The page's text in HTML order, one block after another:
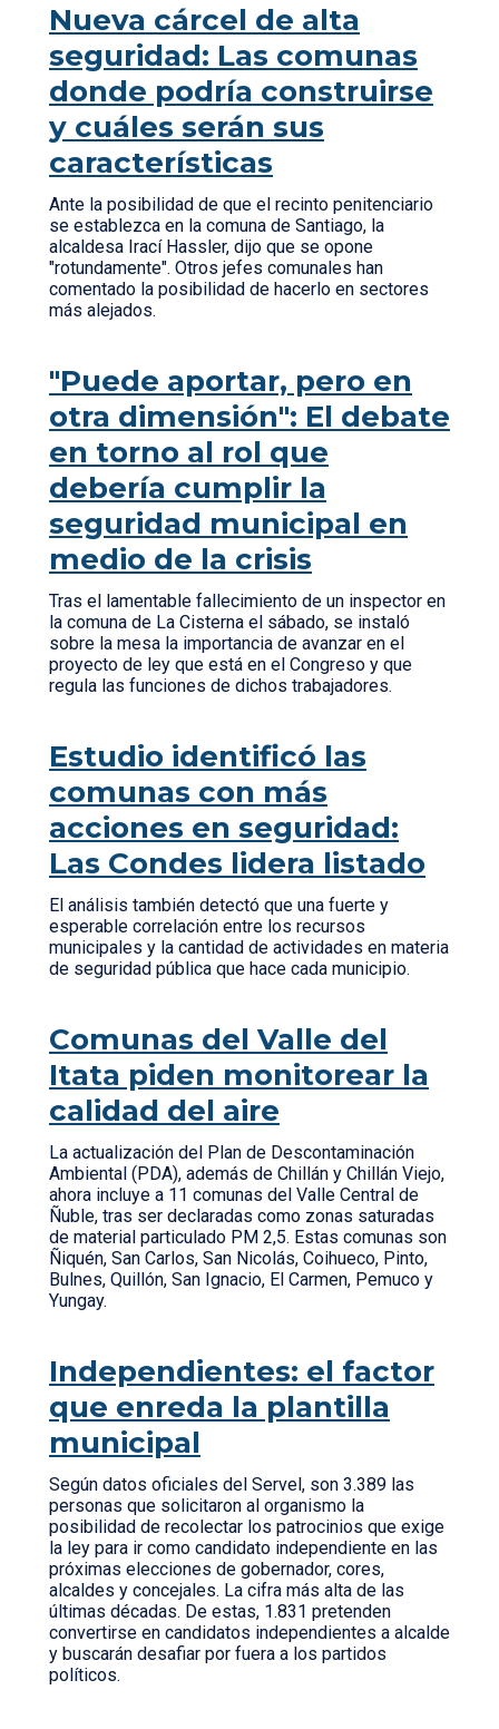
Nueva cárcel de alta
seguridad: Las comunas
donde podría construirse
y cuáles serán sus
características
Ante la posibilidad de que el recinto penitenciario
se establezca en la comuna de Santiago, la
alcaldesa Irací Hassler, dijo que se opone
"rotundamente". Otros jefes comunales han
comentado la posibilidad de hacerlo en sectores
más alejados.
"Puede aportar, pero en
otra dimensión": El debate
en torno al rol que
debería cumplir la
seguridad municipal en
medio de la crisis
Tras el lamentable fallecimiento de un inspector en
la comuna de La Cisterna el sábado, se instaló
sobre la mesa la importancia de avanzar en el
proyecto de ley que está en el Congreso y que
regula las funciones de dichos trabajadores.
Estudio identificó las
comunas con más
acciones en seguridad:
Las Condes lidera listado
El análisis también detectó que una fuerte y
esperable correlación entre los recursos
municipales y la cantidad de actividades en materia
de seguridad pública que hace cada municipio.
Comunas del Valle del
Itata piden monitorear la
calidad del aire
La actualización del Plan de Descontaminación
Ambiental (PDA), además de Chillán y Chillán Viejo,
ahora incluye a 11 comunas del Valle Central de
Ñuble, tras ser declaradas como zonas saturadas
de material particulado PM 2,5. Estas comunas son
Ñiquén, San Carlos, San Nicolás, Coihueco, Pinto,
Bulnes, Quillón, San Ignacio, El Carmen, Pemuco y
Yungay.
Independientes: el factor
que enreda la plantilla
municipal
Según datos oficiales del Servel, son 3.389 las
personas que solicitaron al organismo la
posibilidad de recolectar los patrocinios que exige
la ley para ir como candidato independiente en las
próximas elecciones de gobernador, cores,
alcaldes y concejales. La cifra más alta de las
últimas décadas. De estas, 1.831 pretenden
convertirse en candidatos independientes a alcalde
y buscarán desafiar por fuera a los partidos
políticos.